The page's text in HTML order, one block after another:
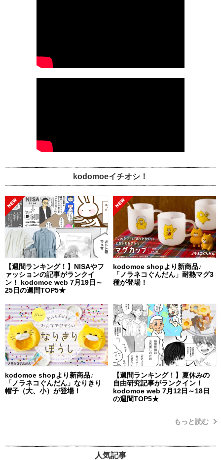
kodomoeイチオシ！
【週間ランキング！】NISAやフ
ァッションの記事がランクイ
ン！ kodomoe web 7月19日～
25日の週間TOP5★
kodomoe shopより新商品♪
「ノラネコぐんだん」耐熱マグ3
種が登場！
kodomoe shopより新商品♪
「ノラネコぐんだん」なりきり
帽子（大、小）が登場！
【週間ランキング！】夏休みの
自由研究記事がランクイン！
kodomoe web 7月12日～18日
の週間TOP5★
もっと読む
人気記事